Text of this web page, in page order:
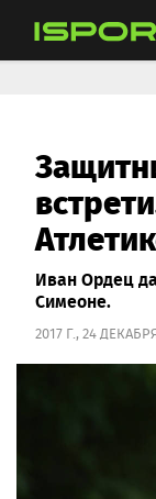
Иван Ордец
Симеоне.
2017 Г., 24